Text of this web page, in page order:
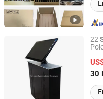
22
30
Guangzhou Longgui
Guangdong, China